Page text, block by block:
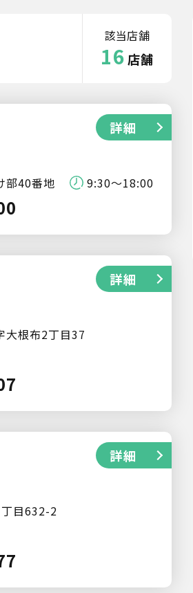
該当店舗
16 店舗
部40番地 9:30〜18:00
詳細
大根布2丁目37
詳細
目632-2
詳細